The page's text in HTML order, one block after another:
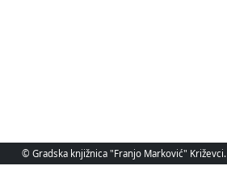
© Gradska knjižnica "Franjo Marković" Križevci.